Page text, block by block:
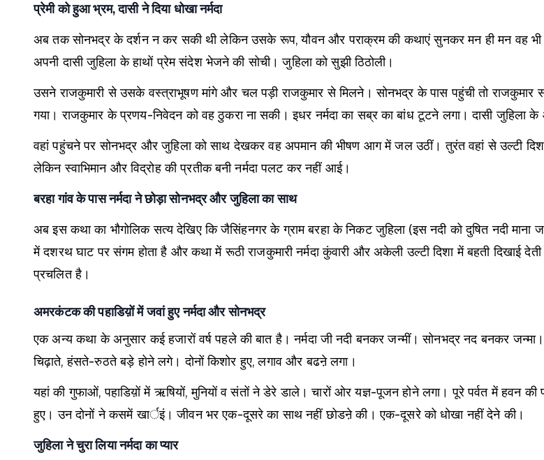
प्रेमी को हुआ भ्रम, दासी ने दिया धोखा नर्मदा
अब तक सोनभद्र के दर्शन न कर सकी थी लेकिन उसके रूप, यौवन और पराक्रम की कथाएं सुनकर मन ही मन वह भी
अपनी दासी जुहिला के हाथों प्रेम संदेश भेजने की सोची। जुहिला को सुझी ठिठोली।
उसने राजकुमारी से उसके वस्त्राभूषण मांगे और चल पड़ी राजकुमार से मिलने। सोनभद्र के पास पहुंची तो राजकुमार
गया। राजकुमार के प्रणय-निवेदन को वह ठुकरा ना सकी। इधर नर्मदा का सब्र का बांध टूटने लगा। दासी जुहिला
वहां पहुंचने पर सोनभद्र और जुहिला को साथ देखकर वह अपमान की भीषण आग में जल उठीं। तुरंत वहां से उल्टी
लेकिन स्वाभिमान और विद्रोह की प्रतीक बनी नर्मदा पलट कर नहीं आई।
बरहा गांव के पास नर्मदा ने छोड़ा सोनभद्र और जुहिला का साथ
अब इस कथा का भौगोलिक सत्य देखिए कि जैसिंहनगर के ग्राम बरहा के निकट जुहिला (इस नदी को दुषित नदी माना
में दशरथ घाट पर संगम होता है और कथा में रूठी राजकुमारी नर्मदा कुंवारी और अकेली उल्टी दिशा में बहती दिखाई
प्रचलित है।
अमरकंटक की पहाडिय़ों में जवां हुए नर्मदा और सोनभद्र
एक अन्य कथा के अनुसार कई हजारों वर्ष पहले की बात है। नर्मदा जी नदी बनकर जन्मीं। सोनभद्र नद बनकर
चिढ़ाते, हंसते-रुठते बड़े होने लगे। दोनों किशोर हुए, लगाव और बढऩे लगा।
यहां की गुफाओं, पहाडिय़ों में ऋषियों, मुनियों व संतों ने डेरे डाले। चारों ओर यज्ञ-पूजन होने लगा। पूरे पर्वत में हवन की
हुए। उन दोनों ने कसमें खार्इं। जीवन भर एक-दूसरे का साथ नहीं छोडऩे की। एक-दूसरे को धोखा नहीं देने की।
जुहिला ने चुरा लिया नर्मदा का प्यार